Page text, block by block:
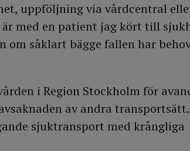
uppföljning via vårdcentral
med en patient jag kört till
om såklart bägge fallen har
i Region Stockholm för
av andra
sjuktransport med krångliga